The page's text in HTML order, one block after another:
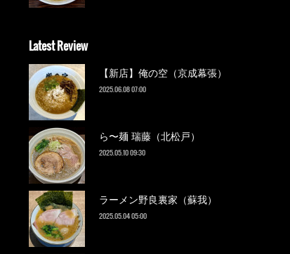
Latest Review
【新店】俺の空（京成幕張）
2025.06.08 07:00
ら〜麺 瑞藤（北松戸）
2025.05.10 09:30
ラーメン野良裏家（蘇我）
2025.05.04 05:00